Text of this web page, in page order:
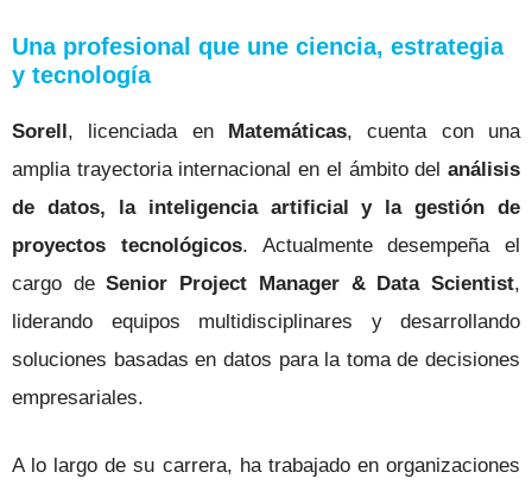
Una profesional que une ciencia, estrategia
y tecnología
Sorell, licenciada en Matemáticas, cuenta con una
amplia trayectoria internacional en el ámbito del análisis
de datos, la inteligencia artificial y la gestión de
proyectos tecnológicos. Actualmente desempeña el
cargo deSenior Project Manager & Data Scientist,
liderando equipos multidisciplinares y desarrollando
soluciones basadas en datos para la toma de decisiones
empresariales.
A lo largo de su carrera, ha trabajado en organizaciones